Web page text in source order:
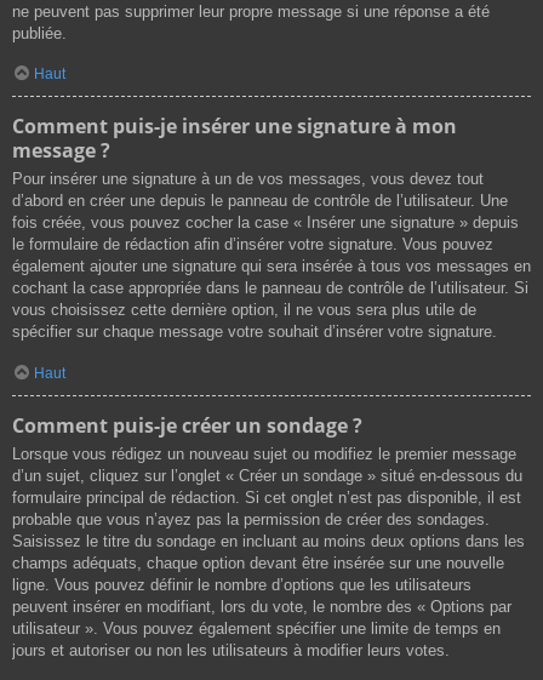
ne peuvent pas supprimer leur propre message si une réponse a été
publiée.
Haut
Comment puis-je insérer une signature à mon
message ?
Pour insérer une signature à un de vos messages, vous devez tout
d’abord en créer une depuis le panneau de contrôle de l’utilisateur. Une
fois créée, vous pouvez cocher la case « Insérer une signature » depuis
le formulaire de rédaction afin d’insérer votre signature. Vous pouvez
également ajouter une signature qui sera insérée à tous vos messages en
cochant la case appropriée dans le panneau de contrôle de l’utilisateur. Si
vous choisissez cette dernière option, il ne vous sera plus utile de
spécifier sur chaque message votre souhait d’insérer votre signature.
Haut
Comment puis-je créer un sondage ?
Lorsque vous rédigez un nouveau sujet ou modifiez le premier message
d’un sujet, cliquez sur l’onglet « Créer un sondage » situé en-dessous du
formulaire principal de rédaction. Si cet onglet n’est pas disponible, il est
probable que vous n’ayez pas la permission de créer des sondages.
Saisissez le titre du sondage en incluant au moins deux options dans les
champs adéquats, chaque option devant être insérée sur une nouvelle
ligne. Vous pouvez définir le nombre d’options que les utilisateurs
peuvent insérer en modifiant, lors du vote, le nombre des « Options par
utilisateur ». Vous pouvez également spécifier une limite de temps en
jours et autoriser ou non les utilisateurs à modifier leurs votes.